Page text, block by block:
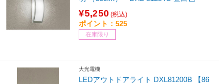
¥5,250 (税込)
ポイント：525
在庫限り
大光電機
LEDアウトドアライト DXL81200B 【86